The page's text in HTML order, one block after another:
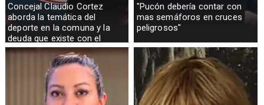
Concejal Claudio Cortez
aborda la temática del
deporte en la comuna y la
deuda que existe con el
sector rural
"Pucón debería contar con
mas semáforos en cruces
peligrosos"